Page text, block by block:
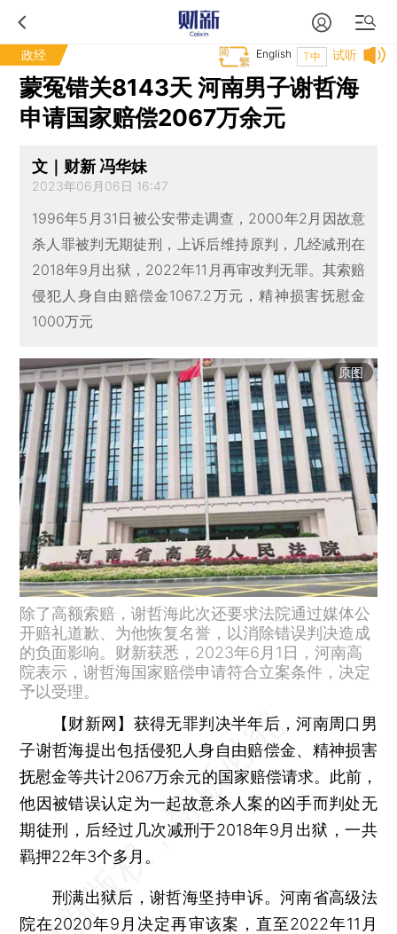
政经 试听
T中
English
蒙冤错关8143天 河南男子谢哲海
申请国家赔偿2067万余元
文｜财新 冯华妹
2023年06月06日 16:47
1996年5月31日被公安带走调查，2000年2月因故意
杀人罪被判无期徒刑，上诉后维持原判，几经减刑在
2018年9月出狱，2022年11月再审改判无罪。其索赔
侵犯人身自由赔偿金1067.2万元，精神损害抚慰金
1000万元
原图
除了高额索赔，谢哲海此次还要求法院通过媒体公
开赔礼道歉、为他恢复名誉，以消除错误判决造成
的负面影响。财新获悉，2023年6月1日，河南高
院表示，谢哲海国家赔偿申请符合立案条件，决定
予以受理。
【财新网】 获得无罪判决半年后，河南周口男
子谢哲海提出包括侵犯人身自由赔偿金、精神损害
抚慰金等共计2067万余元的国家赔偿请求。此前，
他因被错误认定为一起故意杀人案的凶手而判处无
期徒刑，后经过几次减刑于2018年9月出狱，一共
羁押22年3个多月。
刑满出狱后，谢哲海坚持申诉。河南省高级法
院在2020年9月决定再审该案，直至2022年11月